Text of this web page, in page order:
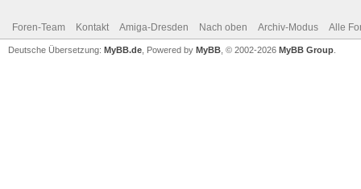
Foren-Team Kontakt Amiga-Dresden Nach oben Archiv-Modus Alle
Deutsche Übersetzung: MyBB.de, Powered by MyBB, © 2002-2026 MyBB Group.